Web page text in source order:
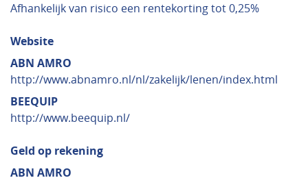
Afhankelijk van risico een rentekorting tot 0,25%
Website
ABN AMRO
http://www.abnamro.nl/nl/zakelijk/lenen/index.html
BEEQUIP
http://www.beequip.nl/
Geld op rekening
ABN AMRO